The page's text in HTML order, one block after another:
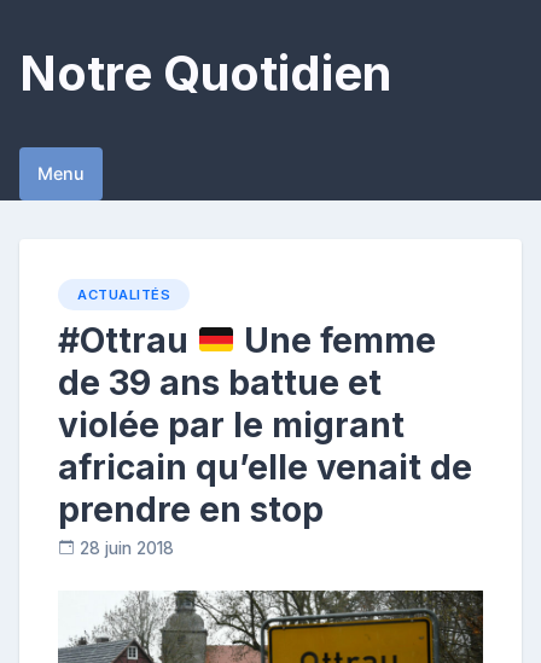
content
Notre Quotidien
Menu
ACTUALITÉS
#Ottrau
Une femme
de 39 ans battue et
violée par le migrant
africain qu’elle venait de
prendre en stop
28 juin 2018
o
n
t